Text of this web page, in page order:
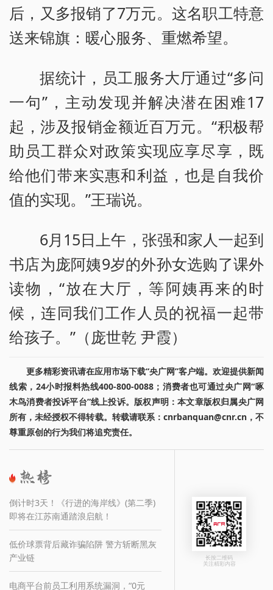
后，又多报销了7万元。这名职工特意
送来锦旗：暖心服务、重燃希望。
据统计，员工服务大厅通过“多问
一句”，主动发现并解决潜在困难17
起，涉及报销金额近百万元。“积极帮
助员工群众对政策实现应享尽享，既
给他们带来实惠和利益，也是自我价
值的实现。”王瑞说。
6月15日上午，张强和家人一起到
书店为庞阿姨9岁的外孙女选购了课外
读物，“放在大厅，等阿姨再来的时
候，连同我们工作人员的祝福一起带
给孩子。”（庞世乾 尹霞）
更多精彩资讯请在应用市场下载“央广网”客户端。欢迎提供新闻
线索，24小时报料热线400-800-0088；消费者也可通过央广网“啄
木鸟消费者投诉平台”线上投诉。版权声明：本文章版权归属央广网
所有，未经授权不得转载。转载请联系：cnrbanquan@cnr.cn，不
尊重原创的行为我们将追究责任。
倒计时3天！《行进的海岸线》(第二季)
即将在江苏南通踏浪启航！
低价球票背后藏诈骗陷阱 警方斩断黑灰
产业链
电商平台前员工利用系统漏洞，“0元
长按二维码
关注精彩内容